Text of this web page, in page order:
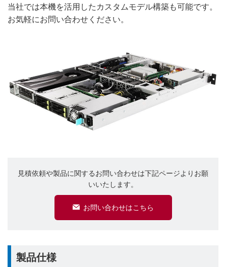
当社では本機を活用したカスタムモデル構築も可能です。
お気軽にお問い合わせください。
見積依頼や製品に関するお問い合わせは下記ページよりお願
いいたします。
お問い合わせはこちら
製品仕様